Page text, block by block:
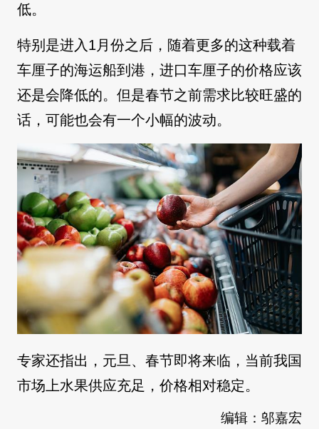
低。
特别是进入1月份之后，随着更多的这种载着
车厘子的海运船到港，进口车厘子的价格应该
还是会降低的。但是春节之前需求比较旺盛的
话，可能也会有一个小幅的波动。
专家还指出，元旦、春节即将来临，当前我国
市场上水果供应充足，价格相对稳定。
编辑：邬嘉宏